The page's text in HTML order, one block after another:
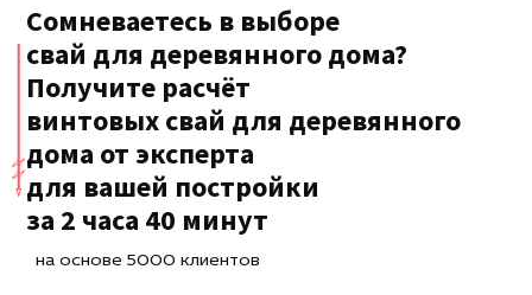
Сомневаетесь в выборе
свай для деревянного дома?
Получите расчёт
винтовых свай для деревянного
дома от эксперта
для вашей постройки
за 2 часа 40 минут
на основе 5000 клиентов